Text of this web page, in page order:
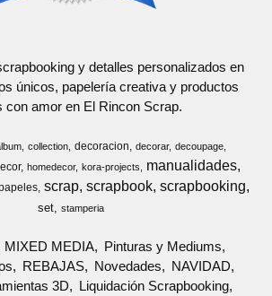
y detalles personalizados en
únicos, papelería creativa y productos
con amor en El Rincon Scrap.
collection decoracion decorar
decoupage
homedecor kora-projects manualidades
scrap scrapbook scrapbooking
set stamperia
MIXED MEDIA
Pinturas y Mediums
REBAJAS Novedades
NAVIDAD
3D
Liquidación Scrapbooking